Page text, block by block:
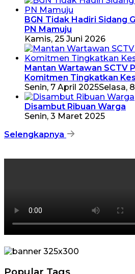
BGN Tidak Hadiri Sidang
PN Mamuju
Kamis, 25 Juni 2026
Mantan Wartawan SCTV
Komitmen Tingkatkan
Senin, 7 April 2025Selasa,
Disambut Ribuan Warga
Senin, 3 Maret 2025
Selengkapnya
Popular Tags